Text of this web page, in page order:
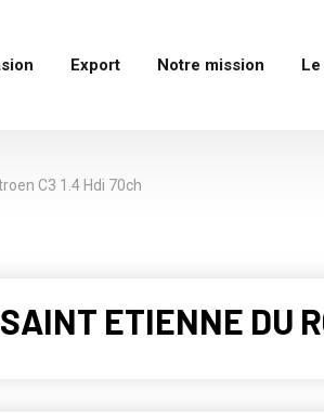
Export Notre mission
C3 1.4 Hdi 70ch
ETIENNE DU